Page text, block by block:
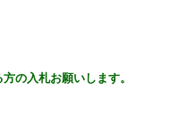
の入札お願いします。